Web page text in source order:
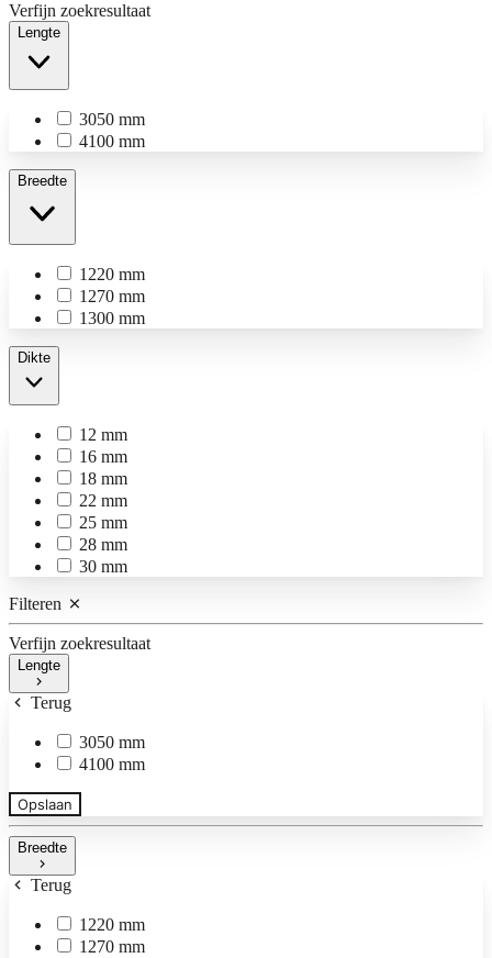
Verfijn zoekresultaat
Lengte
3050 mm
4100 mm
Breedte
1220 mm
1270 mm
1300 mm
Dikte
12 mm
16 mm
18 mm
22 mm
25 mm
28 mm
30 mm
Filteren
Verfijn zoekresultaat
Lengte
Terug
3050 mm
4100 mm
Opslaan
Breedte
Terug
1220 mm
1270 mm